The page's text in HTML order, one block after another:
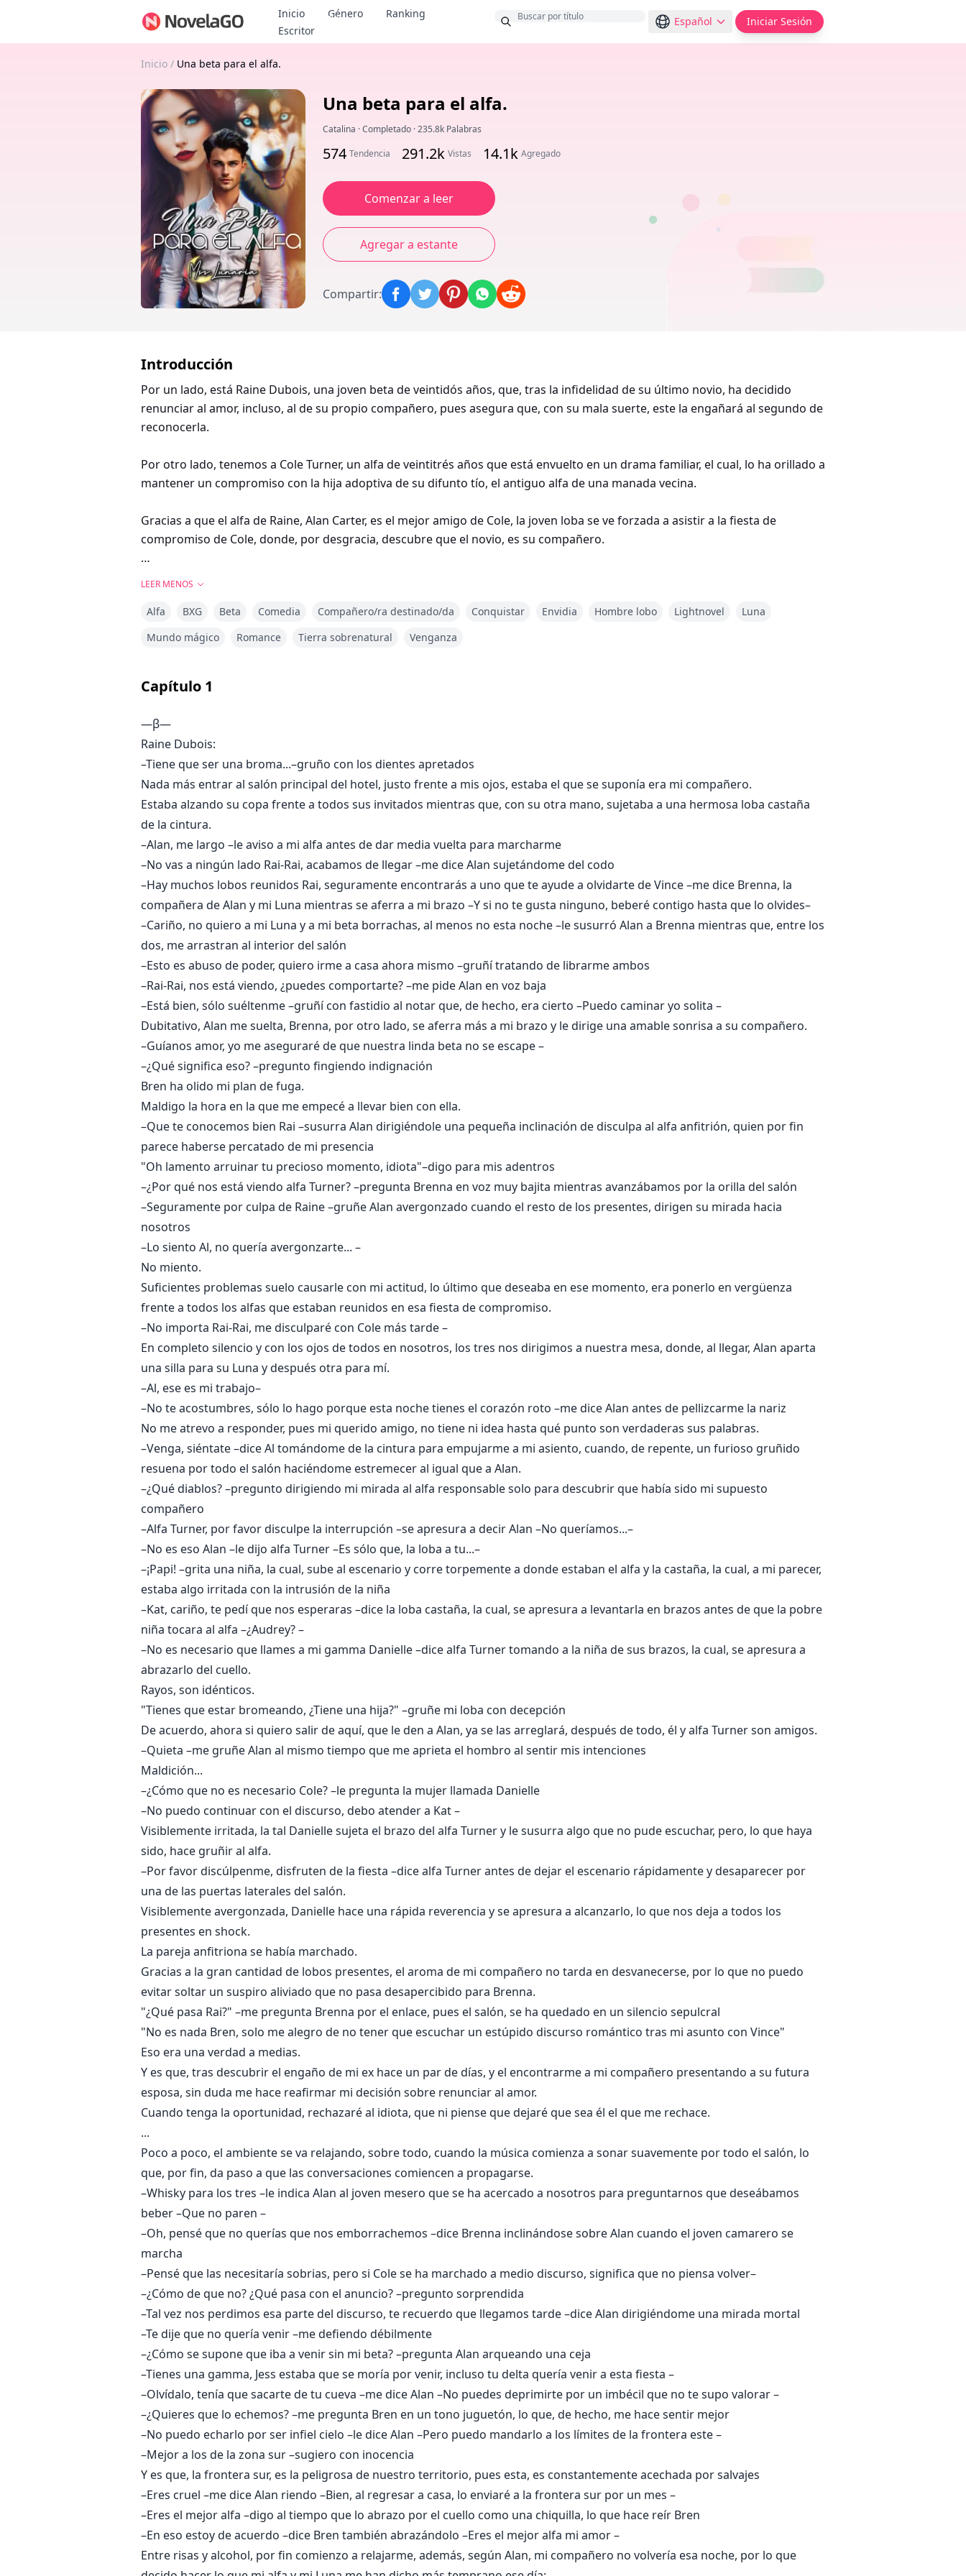
Inicio Género
Ranking
Escritor
Bonus Español Iniciar Sesión
Inicio / Una beta para el alfa.
Una beta para el alfa.
Catalina ·Completado ·235.8k Palabras
574 Tendencia 291.2k Vistas 14.1k Agregado
Comenzar a leer
Agregar a estante
Compartir:
Introducción
Por un lado, está Raine Dubois, una joven beta de veintidós años, que, tras la infidelidad de su último novio, ha decidido
renunciar al amor, incluso, al de su propio compañero, pues asegura que, con su mala suerte, este la engañará al segundo de
reconocerla.
Por otro lado, tenemos a Cole Turner, un alfa de veintitrés años que está envuelto en un drama familiar, el cual, lo ha orillado a
mantener un compromiso con la hija adoptiva de su difunto tío, el antiguo alfa de una manada vecina.
Gracias a que el alfa de Raine, Alan Carter, es el mejor amigo de Cole, la joven loba se ve forzada a asistir a la fiesta de
compromiso de Cole, donde, por desgracia, descubre que el novio, es su compañero.
¿Podrá Cole hacer entender a su terca compañera que nada es lo que parece?
las intrigas y las personas mal intencionadas triunfaran sobre ellos?
LEER MENOS
Alfa BXG Beta Comedia Compañero/ra destinado/da Conquistar Envidia Hombre lobo Lightnovel
Luna
Mundo mágico
Romance Tierra sobrenatural Venganza
Capítulo 1
―β―
Raine Dubois:
–Tiene que ser una broma...–gruño con los dientes apretados
Nada más entrar al salón principal del hotel, justo frente a mis ojos, estaba el que se suponía era mi compañero.
Estaba alzando su copa frente a todos sus invitados mientras que, con su otra mano, sujetaba a una hermosa loba castaña
de la cintura.
–Alan, me largo –le aviso a mi alfa antes de dar media vuelta para marcharme
–No vas a ningún lado Rai-Rai, acabamos de llegar –me dice Alan sujetándome del codo
–Hay muchos lobos reunidos Rai, seguramente encontrarás a uno que te ayude a olvidarte de Vince –me dice Brenna, la
compañera de Alan y mi Luna mientras se aferra a mi brazo –Y si no te gusta ninguno, beberé contigo hasta que lo olvides–
–Cariño, no quiero a mi Luna y a mi beta borrachas, al menos no esta noche –le susurró Alan a Brenna mientras que, entre los
dos, me arrastran al interior del salón
–Esto es abuso de poder, quiero irme a casa ahora mismo –gruñí tratando de librarme ambos
–Rai-Rai, nos está viendo, ¿puedes comportarte? –me pide Alan en voz baja
–Está bien, sólo suéltenme –gruñí con fastidio al notar que, de hecho, era cierto –Puedo caminar yo solita –
Dubitativo, Alan me suelta, Brenna, por otro lado, se aferra más a mi brazo y le dirige una amable sonrisa a su compañero.
–Guíanos amor, yo me aseguraré de que nuestra linda beta no se escape –
–¿Qué significa eso? –pregunto fingiendo indignación
Bren ha olido mi plan de fuga.
Maldigo la hora en la que me empecé a llevar bien con ella.
–Que te conocemos bien Rai –susurra Alan dirigiéndole una pequeña inclinación de disculpa al alfa anfitrión, quien por fin
parece haberse percatado de mi presencia
"Oh lamento arruinar tu precioso momento, idiota"–digo para mis adentros
–¿Por qué nos está viendo alfa Turner? –pregunta Brenna en voz muy bajita mientras avanzábamos por la orilla del salón
–Seguramente por culpa de Raine –gruñe Alan avergonzado cuando el resto de los presentes, dirigen su mirada hacia
nosotros
–Lo siento Al, no quería avergonzarte... –
No miento.
Suficientes problemas suelo causarle con mi actitud, lo último que deseaba en ese momento, era ponerlo en vergüenza
frente a todos los alfas que estaban reunidos en esa fiesta de compromiso.
–No importa Rai-Rai, me disculparé con Cole más tarde –
En completo silencio y con los ojos de todos en nosotros, los tres nos dirigimos a nuestra mesa, donde, al llegar, Alan aparta
una silla para su Luna y después otra para mí.
–Al, ese es mi trabajo–
–No te acostumbres, sólo lo hago porque esta noche tienes el corazón roto –me dice Alan antes de pellizcarme la nariz
No me atrevo a responder, pues mi querido amigo, no tiene ni idea hasta qué punto son verdaderas sus palabras.
–Venga, siéntate –dice Al tomándome de la cintura para empujarme a mi asiento, cuando, de repente, un furioso gruñido
resuena por todo el salón haciéndome estremecer al igual que a Alan.
–¿Qué diablos? –pregunto dirigiendo mi mirada al alfa responsable solo para descubrir que había sido mi supuesto
compañero
–Alfa Turner, por favor disculpe la interrupción –se apresura a decir Alan –No queríamos...–
–No es eso Alan –le dijo alfa Turner –Es sólo que, la loba a tu...–
–¡Papi! –grita una niña, la cual, sube al escenario y corre torpemente a donde estaban el alfa y la castaña, la cual, a mi parecer,
estaba algo irritada con la intrusión de la niña
–Kat, cariño, te pedí que nos esperaras –dice la loba castaña, la cual, se apresura a levantarla en brazos antes de que la pobre
niña tocara al alfa –¿Audrey? –
–No es necesario que llames a mi gamma Danielle –dice alfa Turner tomando a la niña de sus brazos, la cual, se apresura a
abrazarlo del cuello.
Rayos, son idénticos.
"Tienes que estar bromeando, ¿Tiene una hija?" –gruñe mi loba con decepción
De acuerdo, ahora si quiero salir de aquí, que le den a Alan, ya se las arreglará, después de todo, él y alfa Turner son amigos.
–Quieta –me gruñe Alan al mismo tiempo que me aprieta el hombro al sentir mis intenciones
Maldición...
–¿Cómo que no es necesario Cole? –le pregunta la mujer llamada Danielle
–No puedo continuar con el discurso, debo atender a Kat –
Visiblemente irritada, la tal Danielle sujeta el brazo del alfa Turner y le susurra algo que no pude escuchar, pero, lo que haya
sido, hace gruñir al alfa.
–Por favor discúlpenme, disfruten de la fiesta –dice alfa Turner antes de dejar el escenario rápidamente y desaparecer por
una de las puertas laterales del salón.
Visiblemente avergonzada, Danielle hace una rápida reverencia y se apresura a alcanzarlo, lo que nos deja a todos los
presentes en shock.
La pareja anfitriona se había marchado.
Gracias a la gran cantidad de lobos presentes, el aroma de mi compañero no tarda en desvanecerse, por lo que no puedo
evitar soltar un suspiro aliviado que no pasa desapercibido para Brenna.
"¿Qué pasa Rai?" –me pregunta Brenna por el enlace, pues el salón, se ha quedado en un silencio sepulcral
"No es nada Bren, solo me alegro de no tener que escuchar un estúpido discurso romántico tras mi asunto con Vince"
Eso era una verdad a medias.
Y es que, tras descubrir el engaño de mi ex hace un par de días, y el encontrarme a mi compañero presentando a su futura
esposa, sin duda me hace reafirmar mi decisión sobre renunciar al amor.
Cuando tenga la oportunidad, rechazaré al idiota, que ni piense que dejaré que sea él el que me rechace.
...
Poco a poco, el ambiente se va relajando, sobre todo, cuando la música comienza a sonar suavemente por todo el salón, lo
que, por fin, da paso a que las conversaciones comiencen a propagarse.
–Whisky para los tres –le indica Alan al joven mesero que se ha acercado a nosotros para preguntarnos que deseábamos
beber –Que no paren –
–Oh, pensé que no querías que nos emborrachemos –dice Brenna inclinándose sobre Alan cuando el joven camarero se
marcha
–Pensé que las necesitaría sobrias, pero si Cole se ha marchado a medio discurso, significa que no piensa volver–
–¿Cómo de que no? ¿Qué pasa con el anuncio? –pregunto sorprendida
–Tal vez nos perdimos esa parte del discurso, te recuerdo que llegamos tarde –dice Alan dirigiéndome una mirada mortal
–Te dije que no quería venir –me defiendo débilmente
–¿Cómo se supone que iba a venir sin mi beta? –pregunta Alan arqueando una ceja
–Tienes una gamma, Jess estaba que se moría por venir, incluso tu delta quería venir a esta fiesta –
–Olvídalo, tenía que sacarte de tu cueva –me dice Alan –No puedes deprimirte por un imbécil que no te supo valorar –
–¿Quieres que lo echemos? –me pregunta Bren en un tono juguetón, lo que, de hecho, me hace sentir mejor
–No puedo echarlo por ser infiel cielo –le dice Alan –Pero puedo mandarlo a los límites de la frontera este –
–Mejor a los de la zona sur –sugiero con inocencia
Y es que, la frontera sur, es la peligrosa de nuestro territorio, pues esta, es constantemente acechada por salvajes
–Eres cruel –me dice Alan riendo –Bien, al regresar a casa, lo enviaré a la frontera sur por un mes –
–Eres el mejor alfa –digo al tiempo que lo abrazo por el cuello como una chiquilla, lo que hace reír Bren
–En eso estoy de acuerdo –dice Bren también abrazándolo –Eres el mejor alfa mi amor –
Entre risas y alcohol, por fin comienzo a relajarme, además, según Alan, mi compañero no volvería esa noche, por lo que